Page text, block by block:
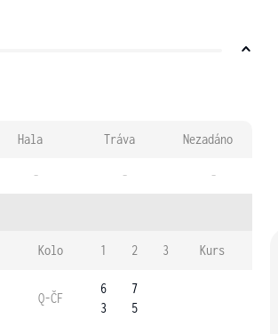
Hala Tráva Nezadáno
- - -
Kolo 1 2 3 Kurs
Q-ČF
6
3
7
5